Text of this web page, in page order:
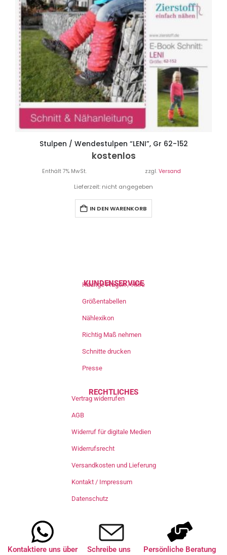
Stulpen / Wendestulpen “LENI”, Gr 62-152
kostenlos
Enthält 7% MwSt. zzgl. Versand
Lieferzeit: nicht angegeben
IN DEN WARENKORB
KUNDENSERVICE
Häufige Fragen / Hilfe
Größentabellen
Nählexikon
Richtig Maß nehmen
Schnitte drucken
Presse
RECHTLICHES
Vertrag widerrufen
AGB
Widerruf für digitale Medien
Widerrufsrecht
Versandkosten und Lieferung
Kontakt / Impressum
Datenschutz
Kontaktiere uns über Schreibe uns Persönliche Beratung